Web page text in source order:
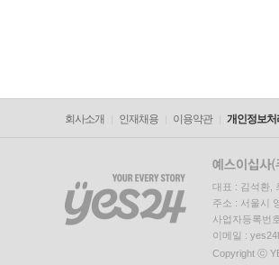
회사소개 인재채용 이용약관 개인정보처
대표 : 김석환,
주소 : 서울시
사업자등록번
이메일 :
Copyright ⓒ